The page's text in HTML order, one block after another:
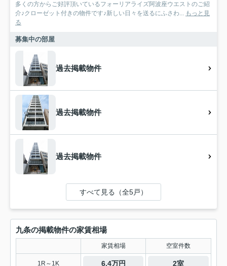
多くの方からご好評頂いているフォーリアライズ阿波座ウエストのご紹
介♪クローゼット付きの物件です♪新しい日々を送るにふさわ... もっと見
る
募集中の部屋
過去掲載物件
過去掲載物件
過去掲載物件
すべて見る（全5戸）
九条の掲載物件の家賃相場
家賃相場 空室件数
1R～1K 6.4万円 2室